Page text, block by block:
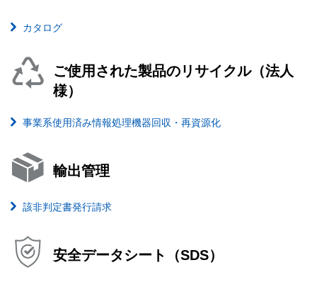
カタログ
ご使用された製品のリサイクル（法人
様）
事業系使用済み情報処理機器回収・再資源化
輸出管理
該非判定書発行請求
安全データシート（SDS）